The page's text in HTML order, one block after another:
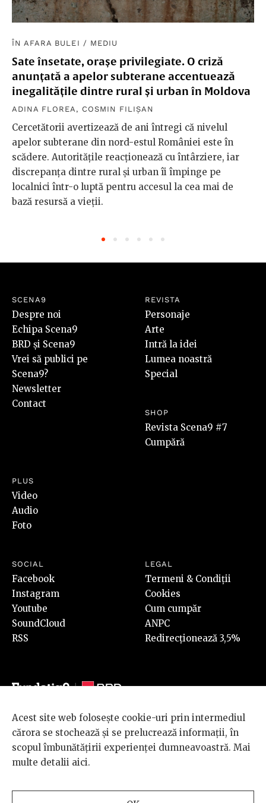
ÎN AFARA BULEI / MEDIU
Sate însetate, orașe privilegiate. O criză
anunțată a apelor subterane accentuează
inegalitățile dintre rural și urban în Moldova
ADINA FLOREA , COSMIN FILIȘAN
Cercetătorii avertizează de ani întregi că nivelul
apelor subterane din nord-estul României este în
scădere. Autoritățile reacționează cu întârziere, iar
discrepanța dintre rural și urban îi împinge pe
localnici într-o luptă pentru accesul la cea mai de
bază resursă a vieții.
SCENA9
Despre noi
Echipa Scena9
BRD și Scena9
Vrei să publici pe
Scena9?
Newsletter
Contact
REVISTA
Personaje
Arte
Intră la idei
Lumea noastră
Special
SHOP
Revista Scena9 #7
Cumpără
PLUS
Video
Audio
Foto
SOCIAL
Facebook
Instagram
Youtube
SoundCloud
RSS
LEGAL
Termeni & Condiții
Cookies
Cum cumpăr
ANPC
Redirecționează 3,5%
© 2026 BRD Groupe Société Générale, toate drepturile rezervate.
Scena 9 este un proiect sustinut de
BRD GROUPE SOCIÉTÉ
GÉNÉRALE
Acest site web folosește cookie-uri prin intermediul
cărora se stochează și se prelucrează informații, în
scopul îmbunătățirii experienței dumneavoastră. Mai
multe detalii aici.